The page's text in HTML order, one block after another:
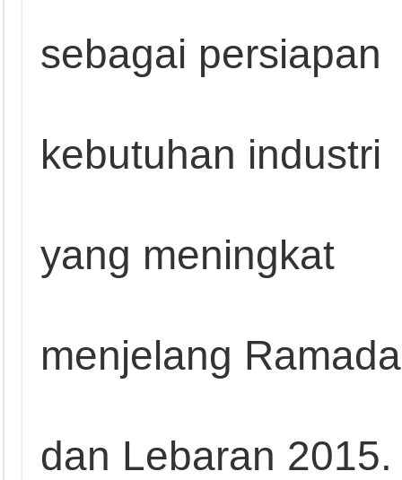
sebagai persiapan
kebutuhan industri
yang meningkat
menjelang
dan Lebaran 2015.